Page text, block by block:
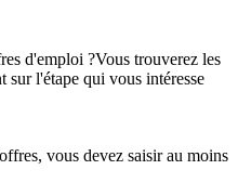
d'emploi ?Vous trouverez les
sur l'étape qui vous intéresse
vous devez saisir au moins